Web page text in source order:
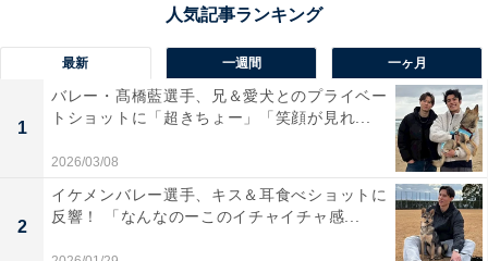
最新 一週間 一ヶ月
1
バレー・髙橋藍選手、兄＆愛犬とのプライベー
トショットに「超きちょー」「笑顔が見れ...
2026/03/08
2
イケメンバレー選手、キス＆耳食べショットに
反響！ 「なんなのーこのイチャイチャ感...